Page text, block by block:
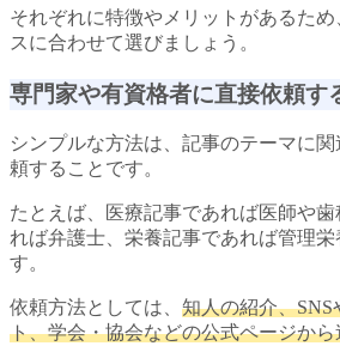
それぞれに特徴やメリットがあるた
スに合わせて選びましょう。
専門家や有資格者に直接依頼す
シンプルな方法は、記事のテーマに
頼することです。
たとえば、医療記事であれば医師や
れば弁護士、栄養記事であれば管理栄
す。
依頼方法としては、 知人の紹介、
ト、学会・協会などの公式ページか